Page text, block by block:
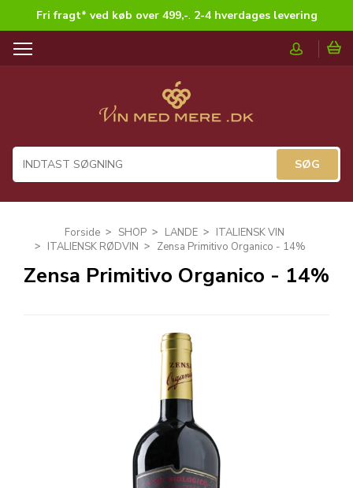
Fri fragt* ved køb over 499,-. 2-4 hverdages levering
T
a
i
Forside SHOP LANDE
ITALIENSK VIN
ITALIENSK RØDVIN
Zensa Primitivo Organico - 14%
Zensa Primitivo Organico - 14%